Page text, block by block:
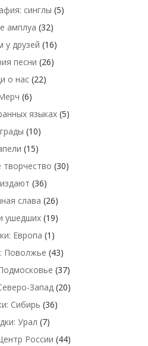
синглы (5)
амплуа (32)
у друзей (16)
песни (26)
о нас(22)
(6)
языках(5)
(10)
(15)
(30)
(36)
слава (26)
ушедших(19)
Европа (1)
Поволжье (43)
(37)
Запад (20)
Сибирь (36)
Урал (7)
России (44)